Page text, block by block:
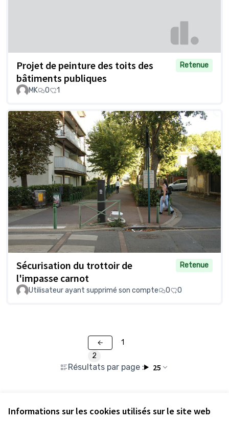
Informations sur les cookies utilisés sur le site web
Projet de peinture des toits des
bâtiments publiques
Retenue
MK 0 1
Sécurisation du trottoir de
l'impasse carnot
Retenue
Utilisateur ayant supprimé son compte 0 0
Résultats par page : 25
1
2
Voir toutes les propositions retirées